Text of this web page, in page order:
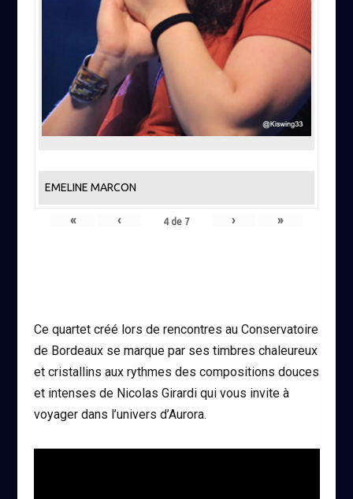
EMELINE MARCON
« ‹ 4de 7 › »
Ce quartet créé lors de rencontres au Conservatoire
de Bordeaux se marque par ses timbres chaleureux
et cristallins aux rythmes des compositions douces
et intenses de Nicolas Girardi qui vous invite à
voyager dans l’univers d’Aurora.